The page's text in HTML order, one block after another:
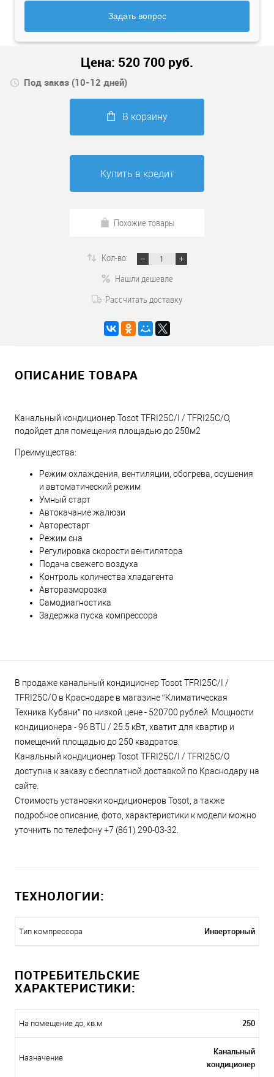
Задать вопрос
Цена: 520 700 руб.
Под заказ (10-12 дней)
В корзину
Купить в кредит
Похожие товары
Кол-во:
Нашли дешевле
Рассчитать доставку
ОПИСАНИЕ ТОВАРА
Канальный кондиционер Tosot TFRI25C/I / TFRI25C/O,
подойдет для помещения площадью до 250м2
Преимущества:
Режим охлаждения, вентиляции, обогрева, осушения
и автоматический режим
Умный старт
Автокачание жалюзи
Авторестарт
Режим сна
Регулировка скорости вентилятора
Подача свежего воздуха
Контроль количества хладагента
Авторазморозка
Самодиагностика
Задержка пуска компрессора
В продаже канальный кондиционер Tosot TFRI25C/I /
TFRI25C/O в Краснодаре в магазине “Климатическая
Техника Кубани” по низкой цене - 520700 рублей. Мощности
кондиционера - 96 BTU / 25.5 кВт, хватит для квартир и
помещений площадью до 250 квадратов.
Канальный кондиционер Tosot TFRI25C/I / TFRI25C/O
доступна к заказу с бесплатной доставкой по Краснодару на
сайте.
Стоимость установки кондиционеров Tosot, а также
подробное описание, фото, характеристики к модели можно
уточнить по телефону +7 (861) 290-03-32.
ТЕХНОЛОГИИ:
Тип компрессора Инверторный
ПОТРЕБИТЕЛЬСКИЕ
ХАРАКТЕРИСТИКИ:
На помещение до, кв.м 250
Назначение
Канальный
кондиционер